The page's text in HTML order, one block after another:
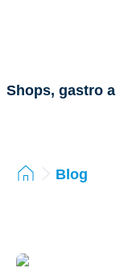
Shops, gastro
Blog